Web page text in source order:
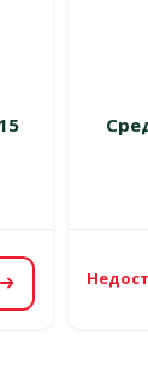
Посмотреть